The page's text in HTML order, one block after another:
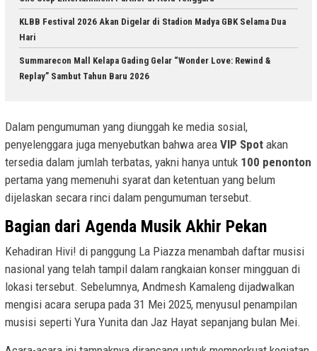
KLBB Festival 2026 Akan Digelar di Stadion Madya GBK Selama Dua
Hari
Summarecon Mall Kelapa Gading Gelar “Wonder Love: Rewind &
Replay” Sambut Tahun Baru 2026
Dalam pengumuman yang diunggah ke media sosial,
penyelenggara juga menyebutkan bahwa area VIP Spot akan
tersedia dalam jumlah terbatas, yakni hanya untuk 100 penonton
pertama yang memenuhi syarat dan ketentuan yang belum
dijelaskan secara rinci dalam pengumuman tersebut.
Bagian dari Agenda Musik Akhir Pekan
Kehadiran Hivi! di panggung La Piazza menambah daftar musisi
nasional yang telah tampil dalam rangkaian konser mingguan di
lokasi tersebut. Sebelumnya, Andmesh Kamaleng dijadwalkan
mengisi acara serupa pada 31 Mei 2025, menyusul penampilan
musisi seperti Yura Yunita dan Jaz Hayat sepanjang bulan Mei.